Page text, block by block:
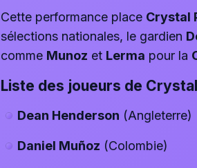
Cette performance place Crystal
sélections nationales, le gardien
comme Munoz et Lerma pour la
Liste des joueurs de
Dean Henderson (Angleterre)
Daniel Muñoz (Colombie)